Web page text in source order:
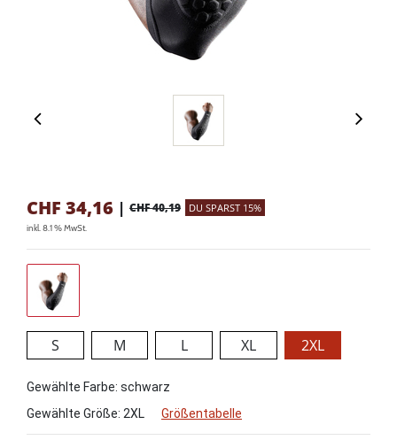
CHF 34,16 | CHF 40,19 DU SPARST 15%
inkl. 8.1 % MwSt.
S M L XL 2XL
Gewählte Farbe: schwarz
Gewählte Größe: 2XL Größentabelle